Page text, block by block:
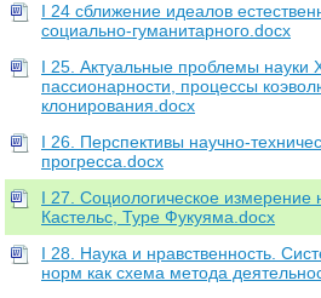
I 24 сближение идеалов
социально-гуманитарного.docx
I 25. Актуальные проблемы науки
пассионарности, процессы
клонирования.docx
I 26. Перспективы научно-
прогресса.docx
I 27. Социологическое измерение
Кастельс, Туре Фукуяма.docx
I 28. Наука и нравственность.
норм как схема метода